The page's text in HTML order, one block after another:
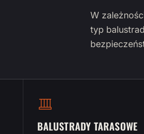
W
typ
BALUSTRADY TARASOWE